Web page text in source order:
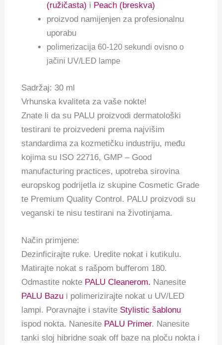
(ružičasta) i Peach (breskva)
proizvod namijenjen za profesionalnu
uporabu
polimerizacija 60-120 sekundi ovisno o
jačini UV/LED lampe
Sadržaj: 30 ml
Vrhunska kvaliteta za vaše nokte!
Znate li da su PALU proizvodi dermatološki
testirani te proizvedeni prema najvišim
standardima za kozmetičku industriju, među
kojima su ISO 22716, GMP – Good
manufacturing practices, upotreba sirovina
europskog podrijetla iz skupine Cosmetic Grade
te Premium Quality Control. PALU proizvodi su
veganski te nisu testirani na životinjama.
Način primjene:
Dezinficirajte ruke. Uredite nokat i kutikulu.
Matirajte nokat s rašpom bufferom 180.
Odmastite nokte PALU Cleanerom. Nanesite
PALU Bazu i polimerizirajte nokat u UV/LED
lampi. Poravnajte i stavite Stylistic šablonu
ispod nokta. Nanesite PALU Primer. Nanesite
tanki sloj hibridne soak off baze na ploču nokta i